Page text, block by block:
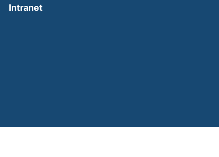
Intranet(external link, opens in a new window)